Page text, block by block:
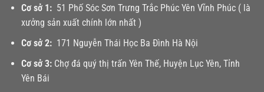
Cơ sở 1:51 Phố Sóc Sơn Trưng Trắc Phúc Yên Vĩnh Phúc ( là
xưởng sản xuất chính lớn nhất )
Cơ sở 2:171 Nguyễn Thái Học Ba Đình Hà Nội
Cơ sở 3:Chợ đá quý thị trấn Yên Thế, Huyện Lục Yên, Tỉnh
Yên Bái